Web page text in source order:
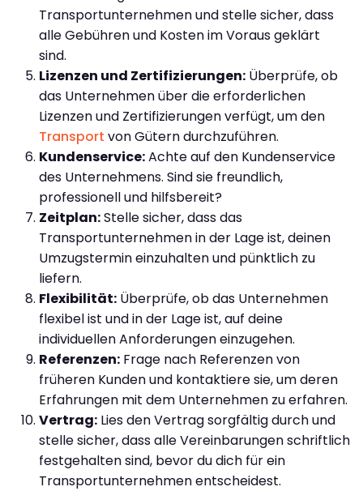
Transportunternehmen und stelle sicher, dass
alle Gebühren und Kosten im Voraus geklärt
sind.
Lizenzen und Zertifizierungen: Überprüfe, ob
das Unternehmen über die erforderlichen
Lizenzen und Zertifizierungen verfügt, um den
Transport von Gütern durchzuführen.
Kundenservice:Achte auf den Kundenservice
des Unternehmens. Sind sie freundlich,
professionell und hilfsbereit?
Zeitplan:Stelle sicher, dass das
Transportunternehmen in der Lage ist, deinen
Umzugstermin einzuhalten und pünktlich zu
liefern.
Flexibilität: Überprüfe, ob das Unternehmen
flexibel ist und in der Lage ist, auf deine
individuellen Anforderungen einzugehen.
Referenzen: Frage nach Referenzen von
früheren Kunden und kontaktiere sie, um deren
Erfahrungen mit dem Unternehmen zu erfahren.
Vertrag: Lies den Vertrag sorgfältig durch und
stelle sicher, dass alle Vereinbarungen schriftlich
festgehalten sind, bevor du dich für ein
Transportunternehmen entscheidest.